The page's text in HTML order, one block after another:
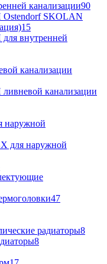
канализации90
SKOLAN
15
внутренней
канализации
канализации
наружной
для наружной
47
радиаторы8
8